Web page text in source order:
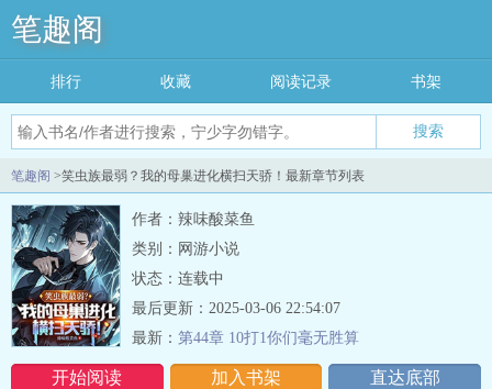
笔趣阁
搜索
排行 收藏 阅读记录 书架
笔趣阁 >笑虫族最弱？我的母巢进化横扫天骄！最新章节列表
作者：辣味酸菜鱼
类别：网游小说
状态：连载中
开始阅读 加入书架 直达底部
最后更新：2025-03-06 22:54:07
最新： 第44章 10打1你们毫无胜算